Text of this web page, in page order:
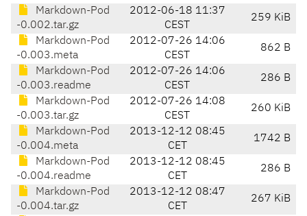
Markdown-Pod
-0.002.tar.gz
2012-06-18 11:37
CEST
259 KiB
Markdown-Pod
-0.003.meta
2012-07-26 14:06
CEST
862 B
Markdown-Pod
-0.003.readme
2012-07-26 14:06
CEST
286 B
Markdown-Pod
-0.003.tar.gz
2012-07-26 14:08
CEST
260 KiB
Markdown-Pod
-0.004.meta
2013-12-12 08:45
CET
1742 B
Markdown-Pod
-0.004.readme
2013-12-12 08:45
CET
286 B
Markdown-Pod
-0.004.tar.gz
2013-12-12 08:47
CET
267 KiB